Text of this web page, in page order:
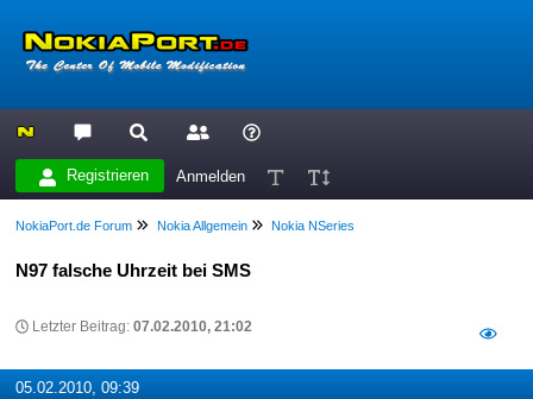
Registrieren Anmelden
NokiaPort.de Forum Nokia Allgemein Nokia NSeries
N97 falsche Uhrzeit bei SMS
Letzter Beitrag:07.02.2010, 21:02
05.02.2010, 09:39